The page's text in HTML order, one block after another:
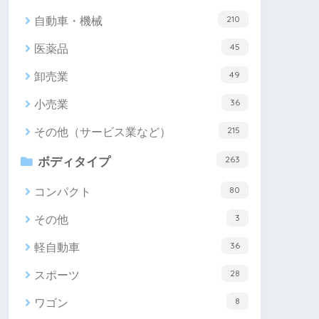
自動車・機械 210
医薬品 45
卸売業 49
小売業 36
その他（サービス業など） 215
ボディタイプ 263
コンパクト 80
その他 3
軽自動車 36
スポーツ 28
ワゴン 8